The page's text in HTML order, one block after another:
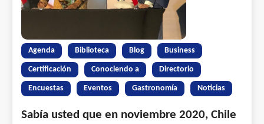
Agenda Biblioteca Blog Business
Certificación Conociendo a Directorio
Encuestas Eventos Gastronomía Noticias
Sabía usted que en noviembre 2020, Chile